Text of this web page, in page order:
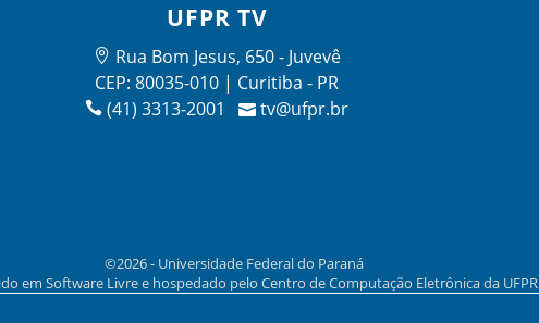
UFPR TV
Rua Bom Jesus, 650 - Juvevê
CEP: 80035-010 | Curitiba - PR
(41) 3313-2001
tv@ufpr.br
©2026 - Universidade Federal do Paraná
em Software Livre e hospedado pelo Centro de Computação Eletrônica da UFPR